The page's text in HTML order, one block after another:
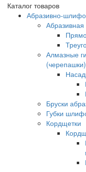
Каталог товаров
Абразивно-
Абразивная
Алмазные
(черепашки)
Бруски
Губки
Кордщетки